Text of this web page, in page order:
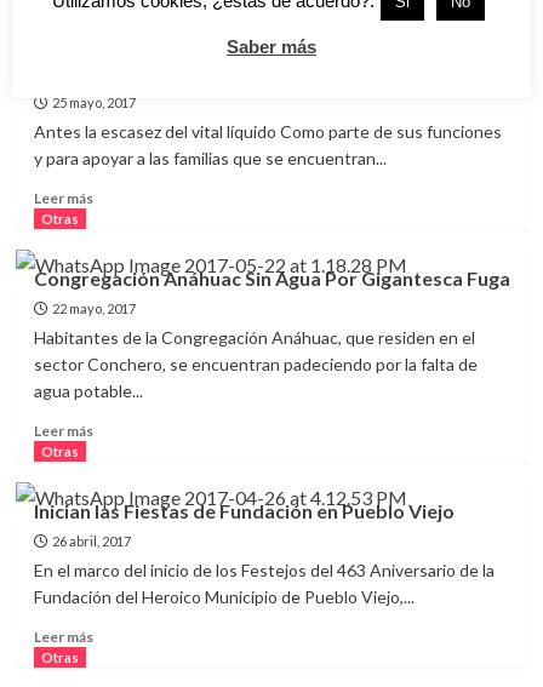
más
Cervantes
a
Establecer
Pacto
de
Pueblo
Viejo
Otras
25 mayo, 2017
Antes la escasez del vital líquido Como parte de sus funciones
y para apoyar a las familias que se encuentran...
Leer másLeer
Distribuyen
Agua
en
Pipas
en
Viejo
Otras
Congregación Anáhuac Sin Agua Por Gigantesca Fuga
22 mayo, 2017
Habitantes de la Congregación Anáhuac, que residen en el
sector Conchero, se encuentran padeciendo por la falta de
agua potable...
Leer másLeer
Congregación
Anáhuac
Sin
Agua
Por
Fuga
Otras
Inician las Fiestas de Fundación en Pueblo Viejo
26 abril, 2017
En el marco del inicio de los Festejos del 463 Aniversario de la
Fundación del Heroico Municipio de Pueblo Viejo,...
Leer másLeer
Otras
Saber más